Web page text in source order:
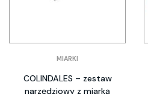
MIARKI
COLINDALES – zestaw
narzędziowy z miarką